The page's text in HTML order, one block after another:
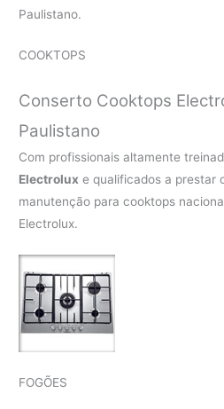
Paulistano.
COOKTOPS
Conserto Cooktops
Paulistano
Com profissionais altamente
Electrolux e qualificados a prestar
manutenção para cooktops
Electrolux.
FOGÕES